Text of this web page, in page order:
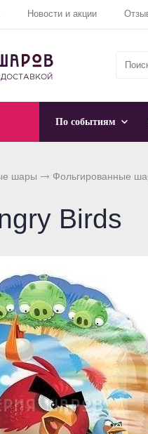
Новости и акции
По событиям
шары Фольгированные
Birds